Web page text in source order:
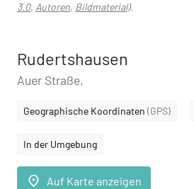
3.0, Autoren, Bildmaterial).
Rudertshausen
Auer Straße,
Geographische Koordinaten (GPS)
In der Umgebung
place Auf Karte anzeigen